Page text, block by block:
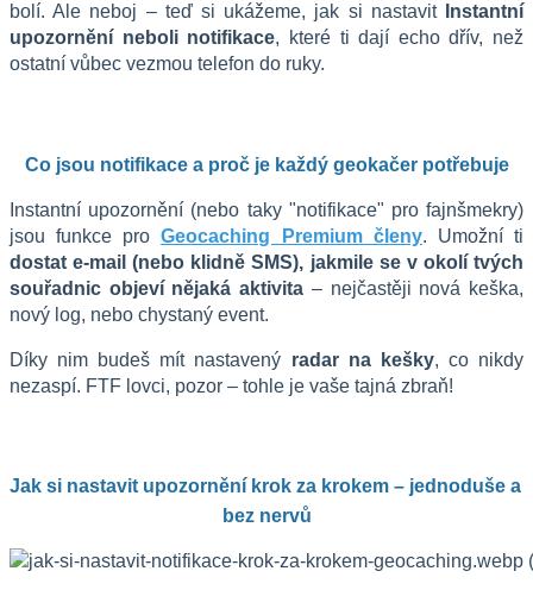
bolí. Ale neboj – teď si ukážeme, jak si nastavit
Instantní
upozornění neboli notifikace, které ti dají echo dřív, než
ostatní vůbec vezmou telefon do ruky.
Co jsou notifikace a proč je každý geokačer potřebuje
Instantní upozornění (nebo taky "notifikace" pro fajnšmekry)
jsou funkce pro Geocaching Premium členy
dostat e-mail (nebo klidně SMS), jakmile se v okolí tvých
souřadnic objeví nějaká aktivita – nejčastěji nová keška,
nový log, nebo chystaný event.
Díky nim budeš mít nastavený radar na kešky, co nikdy
nezaspí. FTF lovci, pozor – tohle je vaše tajná zbraň!
Jak si nastavit upozornění krok za krokem – jednoduše a
bez nervů